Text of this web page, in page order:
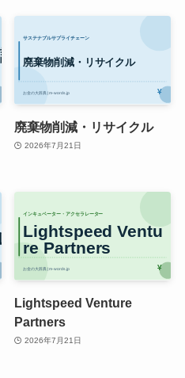
廃棄物削減・リサイクル
2026年7月21日
Lightspeed Venture
Partners
2026年7月21日